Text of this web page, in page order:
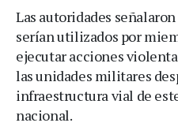
Las autoridades
serían utilizados por
ejecutar acciones
las unidades militares
infraestructura vial de
nacional.